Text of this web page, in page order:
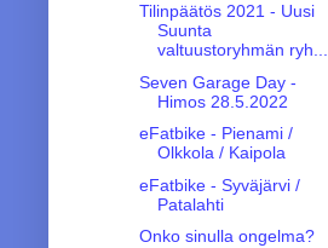
Tilinpäätös 2021 - Uusi
Suunta
valtuustoryhmän ryh...
Seven Garage Day -
Himos 28.5.2022
eFatbike - Pienami /
Olkkola / Kaipola
eFatbike - Syväjärvi /
Patalahti
Onko sinulla ongelma?